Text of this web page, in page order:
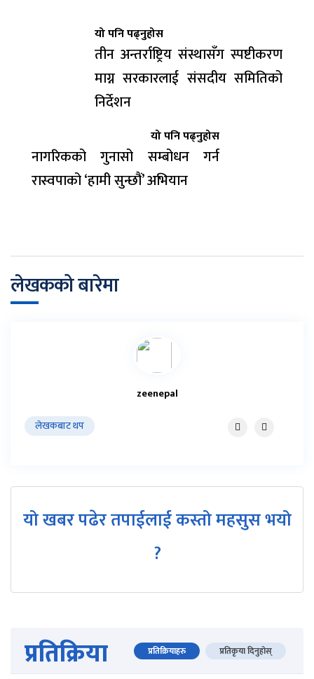
यो पनि पढ्नुहोस
तीन अन्तर्राष्ट्रिय संस्थासँग स्पष्टीकरण
माग्न सरकारलाई संसदीय समितिको
निर्देशन
यो पनि पढ्नुहोस
नागरिकको गुनासो सम्बोधन गर्न
रास्वपाको ‘हामी सुन्छौं’ अभियान
लेखकको बारेमा
zeenepal
लेखकबाट थप
यो खबर पढेर तपाईलाई कस्तो महसुस भयो
?
प्रतिक्रिया प्रतिक्रियाहरु प्रतिकृया दिनुहोस्